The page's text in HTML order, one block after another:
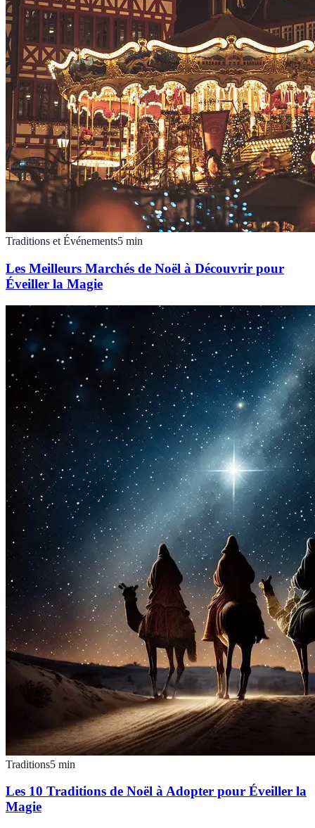
Traditions et Événements5 min
Les Meilleurs Marchés de Noël à Découvrir pour
Éveiller la Magie
Traditions5 min
Les 10 Traditions de Noël à Adopter pour Éveiller la
Magie